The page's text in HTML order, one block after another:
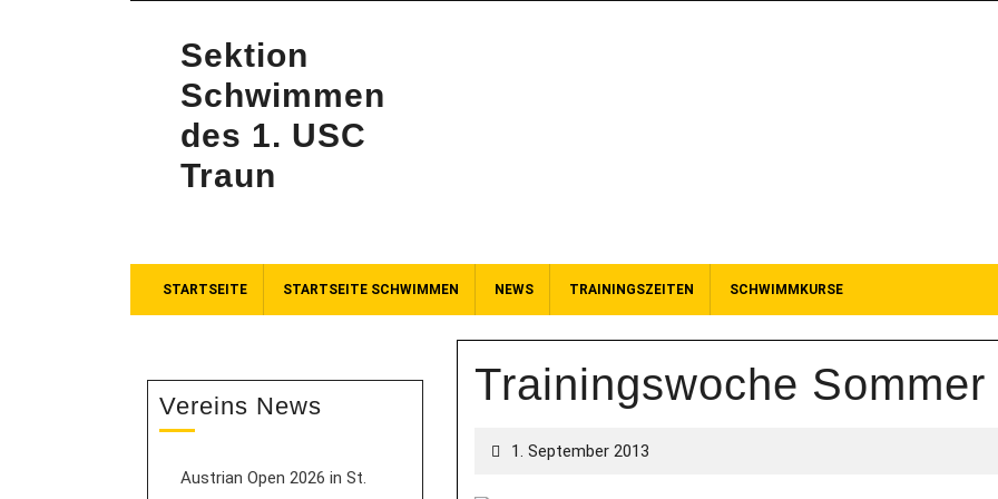
Sektion
Schwimmen
des 1. USC
Traun
STARTSEITE STARTSEITE SCHWIMMEN NEWS TRAININGSZEITEN SCHWIMMKURSE
Vereins News
Austrian Open 2026 in St.
Trainingswoche Sommer
1. September 2013